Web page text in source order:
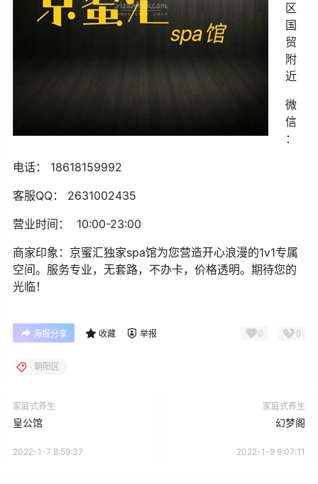
区
国
贸
附
近
微
信
：
电话： 18618159992
客服QQ： 2631002435
营业时间： 10:00-23:00
商家印象：京蜜汇独家spa馆为您营造开心浪漫的1v1专属
空间。服务专业，无套路，不办卡，价格透明。期待您的
光临！
海报分享 收藏 举报 0 0
朝阳区
家庭式养生
皇公馆
2022-1-7 8:59:37
家庭式养生
幻梦阁
2022-1-9 9:07:11